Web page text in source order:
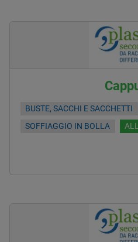
BUSTE, SACCHI E SACCHETTI
SOFFIAGGIO IN BOLLA